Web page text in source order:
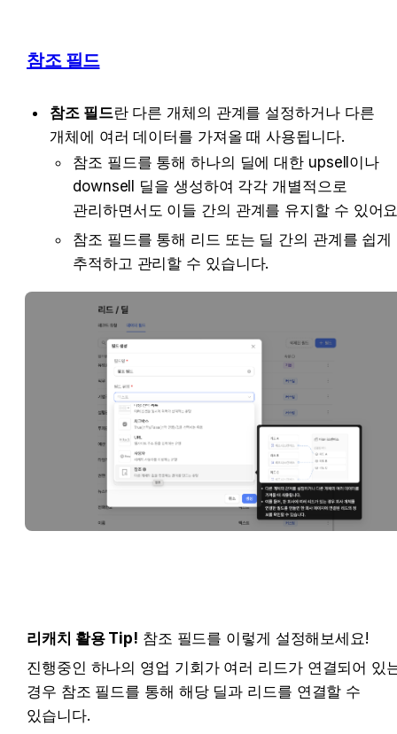
참조 필드
참조 필드란 다른 개체의 관계를 설정하거나 다른
개체에 여러 데이터를 가져올 때 사용됩니다.
참조 필드를 통해 하나의 딜에 대한 upsell이나
downsell 딜을 생성하여 각각 개별적으로
관리하면서도 이들 간의 관계를 유지할 수 있어
참조 필드를 통해 리드 또는 딜 간의 관계를 쉽게
추적하고 관리할 수 있습니다.
리캐치 활용 Tip! 참조 필드를 이렇게 설정해보세요!
진행중인 하나의 영업 기회가 여러 리드가 연결되어 있
경우 참조 필드를 통해 해당 딜과 리드를 연결할 수
있습니다.